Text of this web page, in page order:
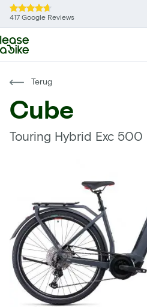
417 Google Reviews
Terug
Cube
Touring Hybrid Exc 500